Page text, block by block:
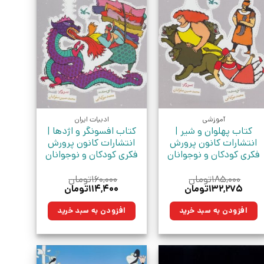
آموزشی
کتاب پهلوان و شیر |
انتشارات کانون پرورش
فکری کودکان و نوجوانان
۱۸۵,۰۰۰تومان
قیمت
۱۸۵,۰۰۰تومان
بود.
۱۳۲,۲۷۵تومان
۱۳۲,۲۷۵تومان.افزودن به سبد خرید
ادبیات ایران
کتاب افسونگر و اژدها |
انتشارات کانون پرورش
فکری کودکان و نوجوانان
۱۶۰,۰۰۰تومان
قیمت
۱۶۰,۰۰۰تومان
بود.
۱۱۴,۴۰۰تومانقیمت
۱۱۴,۴۰۰تومان.افزودن به سبد خرید